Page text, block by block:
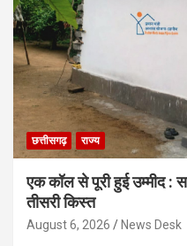
छत्तीसगढ़ राज्य
एक कॉल से पूरी हुई उम्मीद :
तीसरी किस्त
August 6, 2026 News Desk